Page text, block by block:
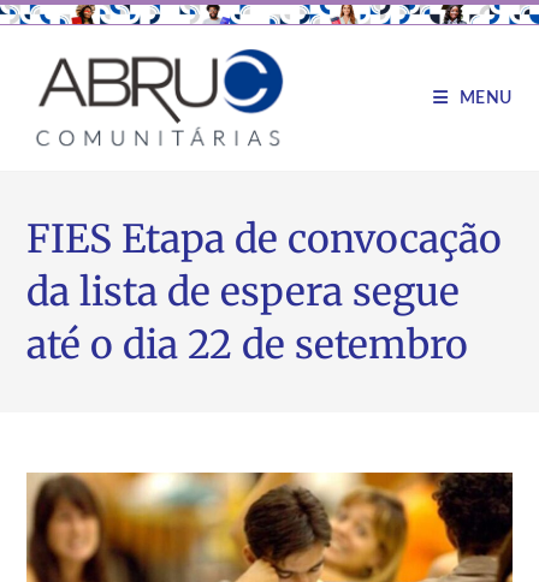
MENU
FIES Etapa de convocação
da lista de espera segue
até o dia 22 de setembro